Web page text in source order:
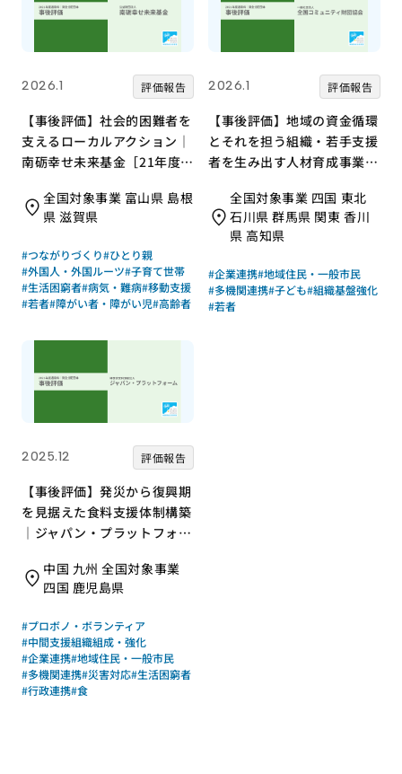
2026.1 評価報告
【事後評価】社会的困難者を
支えるローカルアクション｜
南砺幸せ未来基金［21年度通
全国対象事業 富山県 島根
県 滋賀県
#つながりづくり#ひとり親
#外国人・外国ルーツ#子育て世帯
#生活困窮者#病気・難病#移動支援
#若者#障がい者・障がい児#高齢者
2026.1 評価報告
【事後評価】地域の資金循環
とそれを担う組織・若手支援
者を生み出す人材育成事業｜
［21年度通常枠］
全国対象事業 四国 東北
石川県 群馬県 関東 香川
県 高知県
#企業連携#地域住民・一般市民
#多機関連携#子ども#組織基盤強化
#若者
2025.12 評価報告
【事後評価】発災から復興期
を見据えた食料支援体制構築
｜ジャパン・プラットフォー
中国 九州 全国対象事業
四国 鹿児島県
#プロボノ・ボランティア
#中間支援組織組成・強化
#企業連携#地域住民・一般市民
#多機関連携#災害対応#生活困窮者
#行政連携#食